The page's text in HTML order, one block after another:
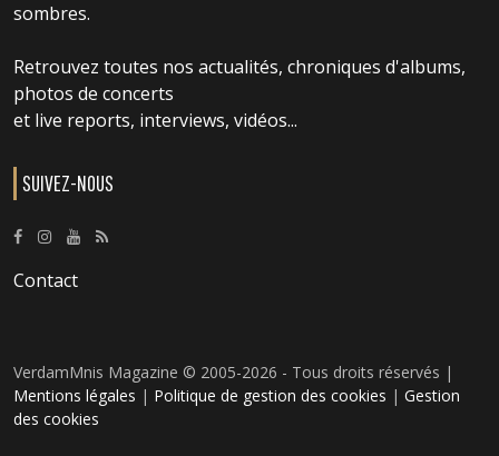
sombres.
Retrouvez toutes nos actualités, chroniques d'albums,
photos de concerts
et live reports, interviews, vidéos...
SUIVEZ-NOUS
Contact
VerdamMnis Magazine © 2005-2026 - Tous droits réservés |
Mentions légales | Politique de gestion des cookies | Gestion
des cookies